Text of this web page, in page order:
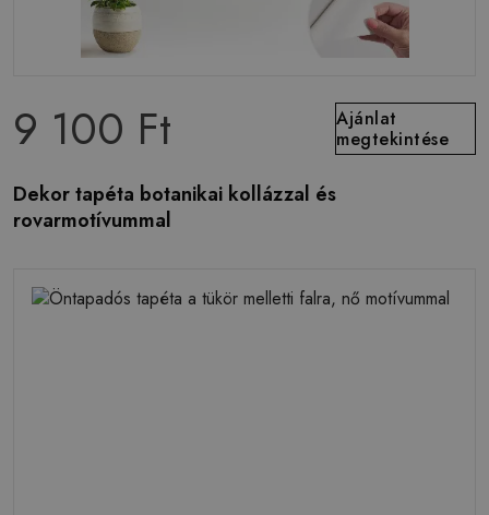
9 100 Ft
Ajánlat
megtekintése
Dekor tapéta botanikai kollázzal és
rovarmotívummal